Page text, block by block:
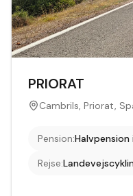
PRIORAT
Cambrils, Priorat,
Pension:Halvpension
Rejse: